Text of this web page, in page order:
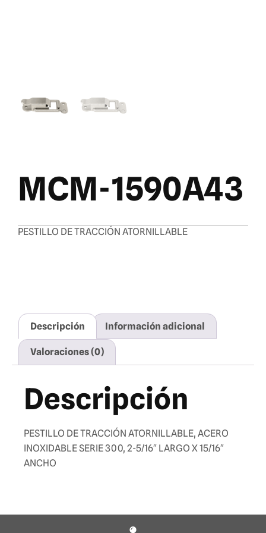
MCM-1590A43
PESTILLO DE TRACCIÓN ATORNILLABLE
Descripción Información adicional
Valoraciones (0)
Descripción
PESTILLO DE TRACCIÓN ATORNILLABLE, ACERO
INOXIDABLE SERIE 300, 2-5/16″ LARGO X 15/16″
ANCHO